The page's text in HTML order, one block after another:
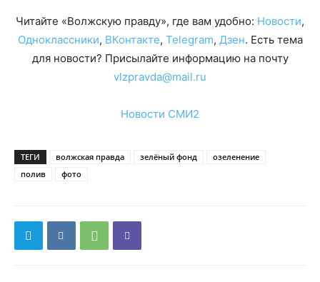
Читайте «Волжскую правду», где вам удобно: Новости,
Одноклассники, ВКонтакте, Telegram, Дзен. Есть тема
для новости? Присылайте информацию на почту
vlzpravda@mail.ru
Новости СМИ2
ТЕГИ волжская правда зелёный фонд
озеленение
полив
фото